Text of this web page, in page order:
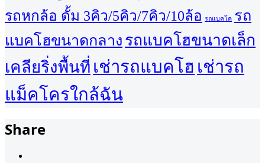
รถหกล้อ ดั้ม 3คิว/5คิว/7คิว/10ล้อ รถแบคโค รถ
แบคโฮขนาดกลาง รถแบคโฮขนาดเล็ก
เคลียริ่งพื้นที่ เช่ารถแบคโฮ เช่ารถ
แม็คโครใกล้ฉัน
Share